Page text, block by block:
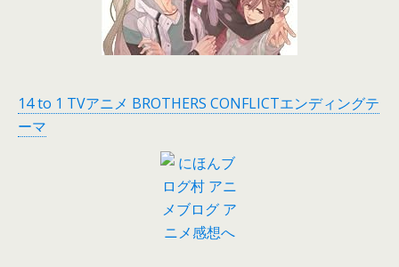
14 to 1 TVアニメ BROTHERS CONFLICTエンディングテ
ーマ